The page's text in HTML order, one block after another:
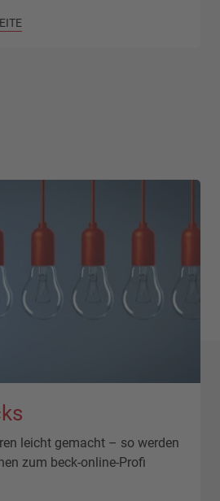
leicht gemacht – so werden
zum beck-online-Profi